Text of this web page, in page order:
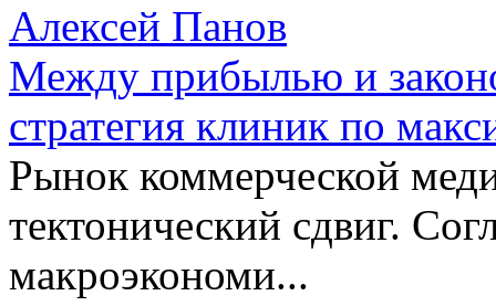
Алексей Панов
Между прибылью и
стратегия клиник по
Рынок коммерческой
тектонический сдвиг.
макроэкономи...